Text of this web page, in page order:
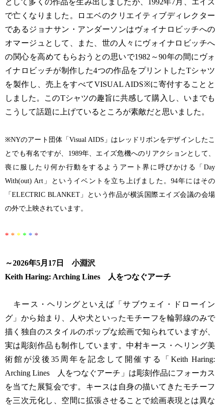
として多くの作品を生み出しましたが、1992年7月、エイズ
で亡くなりました。ロエベのクリエイティブディレクター
であるジョナサン・アンダーソンはヴォイナロビッチへの
オマージュとして、また、世の人々にヴォイナロビッチへ
の関心を高めてもらおうとの思いで1982～90年の間にヴォ
イナロビッチが制作した4つの作品をプリントしたTシャツ
を製作し、売上をすべてVISUAL AIDS※に寄付することと
しました。このTシャツの趣旨に共感して購入し、いまでも
こうして話題に上げているところが素敵だと思いました。
※NYのアート団体「Visual AIDS」はレッドリボンをデザインしたこ
とでも有名ですが、1989年、エイズ危機へのリアクションとして、
喪に服したり何か行動をするようアート界に呼びかける「Day
With(out) Art」というイベントを立ち上げました。94年にはその
「ELECTRIC BLANKET」という作品が横浜国際エイズ会議の会場
の外で上映されています。
* * * * * *
～2026年5月17日 小淵沢
Keith Haring: Arching Lines 人をつなぐアーチ
キース・ヘリングといえば「サブウェイ・ドローイン
グ」から始まり、人や犬といったモチーフを輪郭線のみで
描く独自のスタイルのポップな絵画で知られていますが、
実は彫刻作品も制作しています。中村キース・ヘリング美
術館が没後35周年を記念して開催する「Keith Haring:
Arching Lines 人をつなぐアーチ」は彫刻作品にフォーカス
を当てた展覧会です。キースは自身の描いてきたモチーフ
を三次元化し、空間に拡張させることで絵画表現とは異な